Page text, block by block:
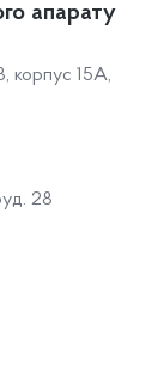
апарату
корпус 15А,
28